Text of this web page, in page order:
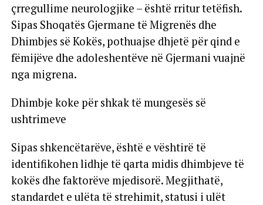
çrregullime neurologjike – është rritur tetëfish.
Sipas Shoqatës Gjermane të Migrenës dhe
Dhimbjes së Kokës, pothuajse dhjetë për qind e
fëmijëve dhe adoleshentëve në Gjermani vuajnë
nga migrena.
Dhimbje koke për shkak të mungesës së
ushtrimeve
Sipas shkencëtarëve, është e vështirë të
identifikohen lidhje të qarta midis dhimbjeve të
kokës dhe faktorëve mjedisorë. Megjithatë,
standardet e ulëta të strehimit, statusi i ulët